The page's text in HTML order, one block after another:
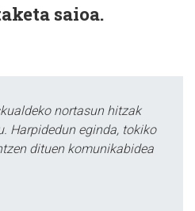
saioa.
nortasun hitzak
Harpidedun eginda, tokiko
dituen komunikabidea